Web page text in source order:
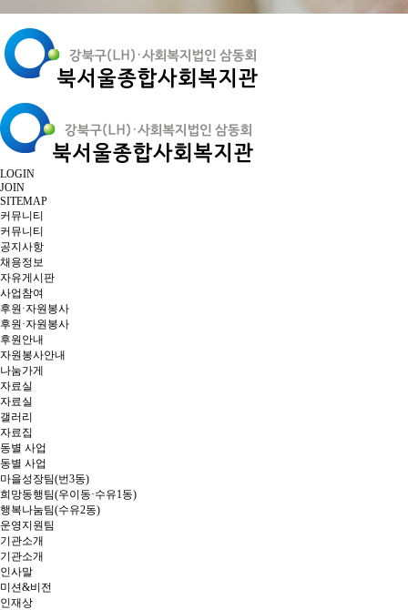
LOGIN
JOIN
SITEMAP
커뮤니티
커뮤니티
공지사항
채용정보
자유게시판
사업참여
후원·자원봉사
후원·자원봉사
후원안내
자원봉사안내
나눔가게
자료실
자료실
갤러리
자료집
동별 사업
동별 사업
마을성장팀(번3동)
희망동행팀(우이동·수유1동)
행복나눔팀(수유2동)
운영지원팀
기관소개
기관소개
인사말
미션&비전
인재상